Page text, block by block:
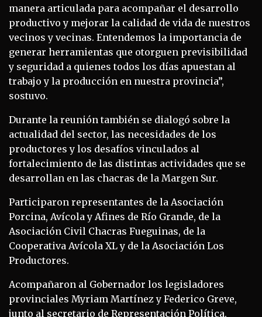
manera articulada para acompañar el desarrollo
productivo y mejorar la calidad de vida de nuestros
vecinos y vecinas. Entendemos la importancia de
generar herramientas que otorguen previsibilidad
y seguridad a quienes todos los días apuestan al
trabajo y la producción en nuestra provincia”,
sostuvo.
Durante la reunión también se dialogó sobre la
actualidad del sector, las necesidades de los
productores y los desafíos vinculados al
fortalecimiento de las distintas actividades que se
desarrollan en las chacras de la Margen Sur.
Participaron representantes de la Asociación
Porcina, Avícola y Afines de Río Grande, de la
Asociación Civil Chacras Fueguinas, de la
Cooperativa Avícola XL y de la Asociación Los
Productores.
Acompañaron al Gobernador los legisladores
provinciales Myriam Martínez y Federico Greve,
junto al secretario de Representación Política,